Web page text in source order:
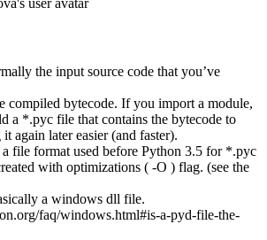
the input source code that you’ve
compiled bytecode. If you import a module,
a *.pyc file that contains the bytecode to
again later easier (and faster).
file format used before Python 3.5 for *.pyc
with optimizations ( -O ) flag. (see the
a windows dll file.
faq/windows.html#is-a-pyd-file-the-